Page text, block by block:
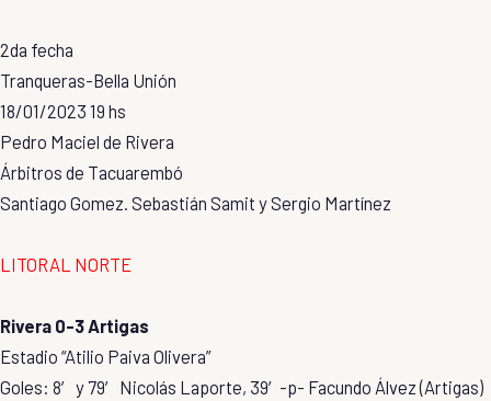
2da fecha
Tranqueras-Bella Unión
18/01/2023 19 hs
Pedro Maciel de Rivera
Árbitros de Tacuarembó
Santiago Gomez. Sebastián Samit y Sergio Martínez
LITORAL NORTE
Rivera 0-3 Artigas
Estadio “Atilio Paiva Olivera”
Goles: 8′ y 79′ Nicolás Laporte, 39′-p- Facundo Álvez (Artigas)